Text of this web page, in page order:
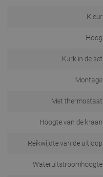
Kleur
Hoog
Kurk in de set
Montage
Met thermostaat
Hoogte van de kraan
Reikwijdte van de uitloop
Wateruitstroomhoogte